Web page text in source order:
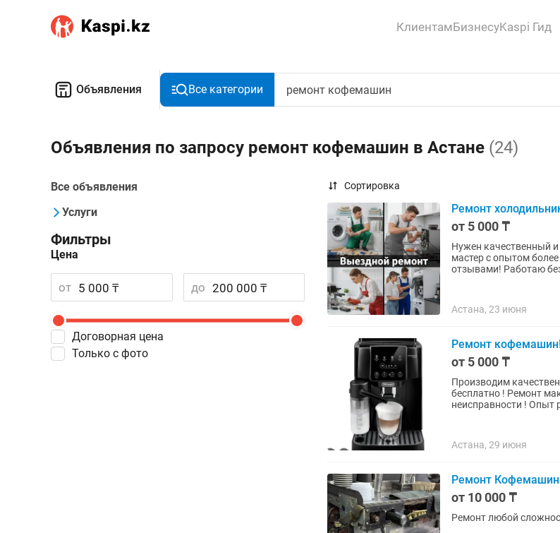
КлиентамБизнесуKaspi Гид
Объявления Все категории
Объявления по запросу ремонт кофемашин в Астане (24)
Все объявления
Услуги
Фильтры
Цена
от до
Договорная цена
Только с фото
Сортировка
Ремонт
от 5 000 ₸
Нужен качественный и
мастер с опытом
отзывами! Работаю
Астана, 23 июня
Ремонт кофемашин!
от 5 000 ₸
Производим качественный
бесплатно ! Ремонт максимально быстро и гарантией ! Работаем с компаниями! Любые
неисправности ! Опыт
Астана, 29 июня
Ремонт Кофемашин
от 10 000 ₸
Ремонт любой